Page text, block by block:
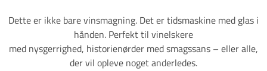
Dette er ikke bare vinsmagning. Det er tidsmaskine med glas i
hånden. Perfekt til vinelskere
med nysgerrighed, historienørder med smagssans – eller alle,
der vil opleve noget anderledes.